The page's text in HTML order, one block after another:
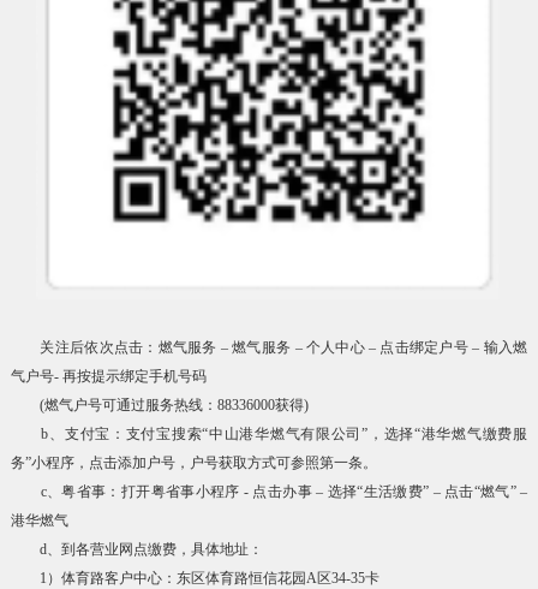
关注后依次点击：燃气服务 – 燃气服务 – 个人中心 – 点击绑定户号 – 输入燃
气户号- 再按提示绑定手机号码
(燃气户号可通过服务热线：88336000获得)
b、支付宝：支付宝搜索“中山港华燃气有限公司”，选择“港华燃气缴费服
务”小程序，点击添加户号，户号获取方式可参照第一条。
c、粤省事：打开粤省事小程序 - 点击办事 – 选择“生活缴费” – 点击“燃气” –
港华燃气
d、到各营业网点缴费，具体地址：
1）体育路客户中心：东区体育路恒信花园A区34-35卡